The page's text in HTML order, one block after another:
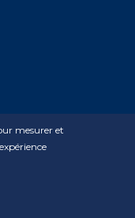
mesurer et